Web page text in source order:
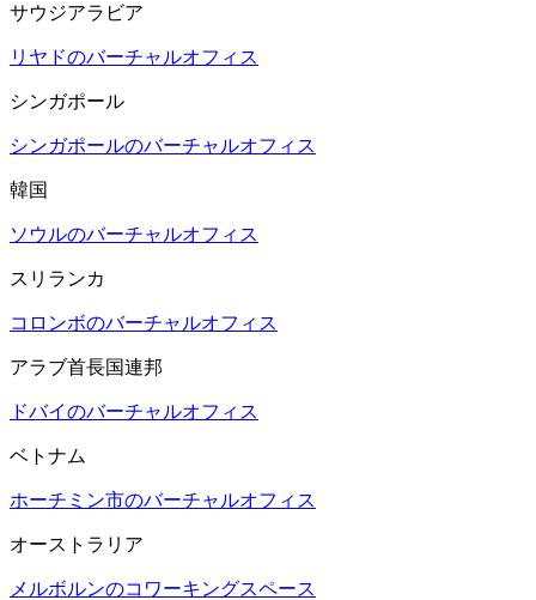
サウジアラビア
リヤドのバーチャルオフィス
シンガポール
シンガポールのバーチャルオフィス
韓国
ソウルのバーチャルオフィス
スリランカ
コロンボのバーチャルオフィス
アラブ首長国連邦
ドバイのバーチャルオフィス
ベトナム
ホーチミン市のバーチャルオフィス
オーストラリア
メルボルンのコワーキングスペース